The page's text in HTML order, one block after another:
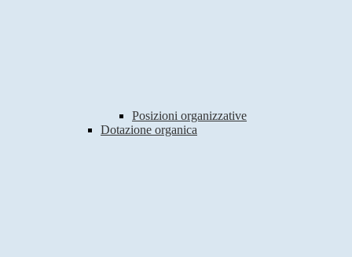
Posizioni organizzative
Dotazione organica